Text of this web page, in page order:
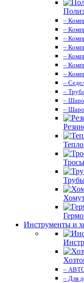
–
–
–
–
–
–
–
–
–
–
–
Инструменты и
–
– Для